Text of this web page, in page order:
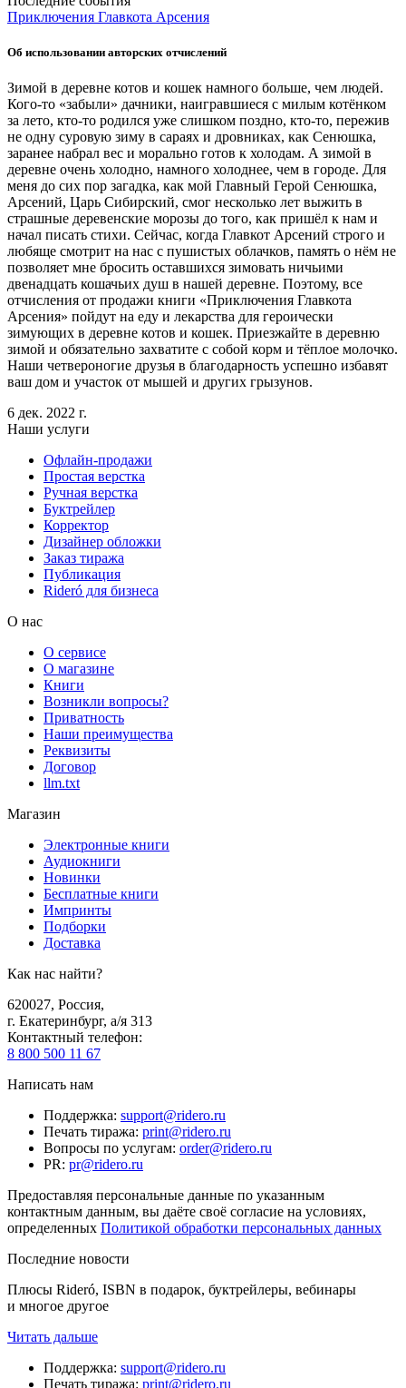
Приключения Главкота Арсения
Об использовании авторских отчислений
Зимой в деревне котов и кошек намного больше, чем людей.
Кого-то «забыли» дачники, наигравшиеся с милым котёнком
за лето, кто-то родился уже слишком поздно, кто-то, пережив
не одну суровую зиму в сараях и дровниках, как Сенюшка,
заранее набрал вес и морально готов к холодам. А зимой в
деревне очень холодно, намного холоднее, чем в городе. Для
меня до сих пор загадка, как мой Главный Герой Сенюшка,
Арсений, Царь Сибирский, смог несколько лет выжить в
страшные деревенские морозы до того, как пришёл к нам и
начал писать стихи. Сейчас, когда Главкот Арсений строго и
любяще смотрит на нас с пушистых облачков, память о нём не
позволяет мне бросить оставшихся зимовать ничьими
двенадцать кошачьих душ в нашей деревне. Поэтому, все
отчисления от продажи книги «Приключения Главкота
Арсения» пойдут на еду и лекарства для героически
зимующих в деревне котов и кошек. Приезжайте в деревню
зимой и обязательно захватите с собой корм и тёплое молочко.
Наши четвероногие друзья в благодарность успешно избавят
ваш дом и участок от мышей и других грызунов.
6 дек. 2022 г.
Наши услуги
Офлайн-продажи
Простая верстка
Ручная верстка
Буктрейлер
Корректор
Дизайнер обложки
Заказ тиража
Публикация
Rideró для бизнеса
О нас
О сервисе
О магазине
Книги
Возникли вопросы?
Приватность
Наши преимущества
Реквизиты
Договор
llm.txt
Магазин
Электронные книги
Аудиокниги
Новинки
Бесплатные книги
Импринты
Подборки
Доставка
Как нас найти?
620027, Россия,
г. Екатеринбург, а/я 313
Контактный телефон:
8 800 500 11 67
Написать нам
Поддержка: support@ridero.ru
Печать тиража: print@ridero.ru
Вопросы по услугам: order@ridero.ru
PR: pr@ridero.ru
Предоставляя персональные данные по указанным
контактным данным, вы даёте своё согласие на условиях,
определенных Политикой обработки персональных данных
Последние новости
Плюсы Rideró, ISBN в подарок, буктрейлеры, вебинары
и многое другое
Читать дальше
Поддержка: support@ridero.ru
Печать тиража: print@ridero.ru